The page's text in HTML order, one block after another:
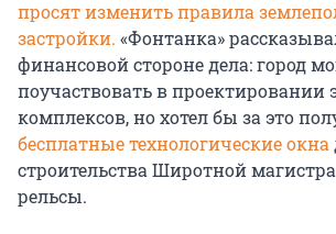
просят изменить правила
застройки. «Фонтанка»
финансовой стороне дела: город
поучаствовать в проектировании
комплексов, но хотел бы за это
бесплатные технологические окна
строительства Широтной
рельсы.